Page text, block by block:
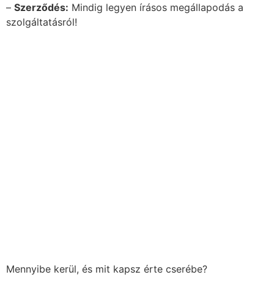
– Szerződés: Mindig legyen írásos megállapodás a
szolgáltatásról!
Mennyibe kerül, és mit kapsz érte cserébe?